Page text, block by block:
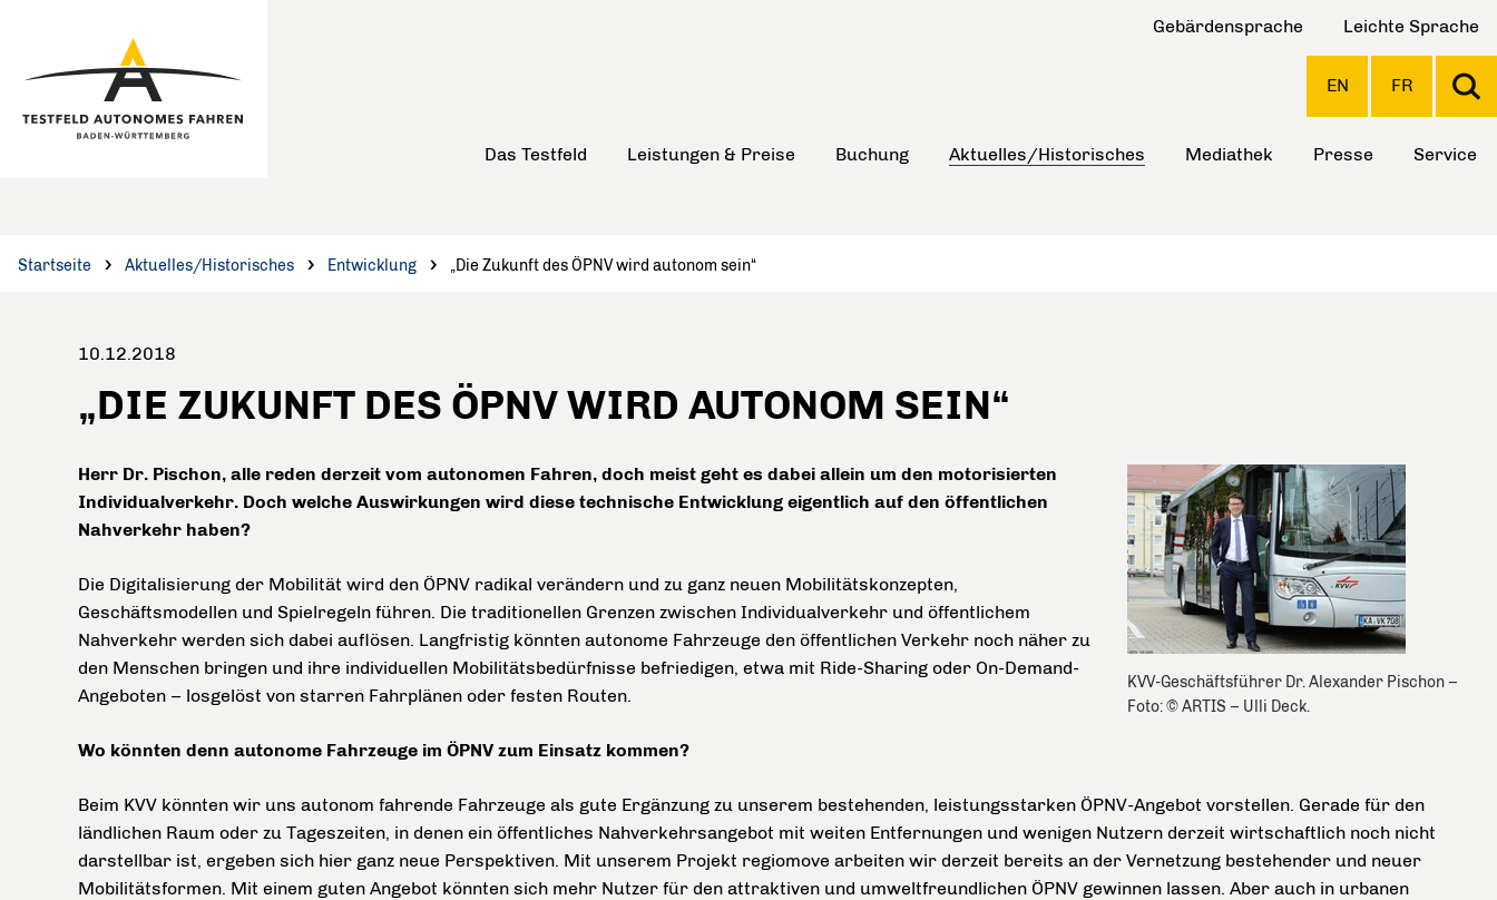
Gebärdensprache
Leichte Sprache
EN FR
Das Testfeld Leistungen & Preise Buchung Aktuelles/Historisches Mediathek Presse Service
Startseite Aktuelles/Historisches Entwicklung „Die Zukunft des ÖPNV wird autonom sein“
10.12.2018
„DIE ZUKUNFT DES ÖPNV WIRD AUTONOM SEIN“
KVV-Geschäftsführer Dr. Alexander Pischon –
Foto: © ARTIS – Ulli Deck.
Herr Dr. Pischon, alle reden derzeit vom autonomen Fahren, doch meist geht es dabei allein um den motorisierten
Individualverkehr. Doch welche Auswirkungen wird diese technische Entwicklung eigentlich auf den öffentlichen
Nahverkehr haben?
Die Digitalisierung der Mobilität wird den ÖPNV radikal verändern und zu ganz neuen Mobilitätskonzepten,
Geschäftsmodellen und Spielregeln führen. Die traditionellen Grenzen zwischen Individualverkehr und öffentlichem
Nahverkehr werden sich dabei auflösen. Langfristig könnten autonome Fahrzeuge den öffentlichen Verkehr noch näher zu
den Menschen bringen und ihre individuellen Mobilitätsbedürfnisse befriedigen, etwa mit Ride-Sharing oder On-Demand-
Angeboten – losgelöst von starren Fahrplänen oder festen Routen.
Wo könnten denn autonome Fahrzeuge im ÖPNV zum Einsatz kommen?
Beim KVV könnten wir uns autonom fahrende Fahrzeuge als gute Ergänzung zu unserem bestehenden, leistungsstarken ÖPNV-Angebot vorstellen. Gerade für den
ländlichen Raum oder zu Tageszeiten, in denen ein öffentliches Nahverkehrsangebot mit weiten Entfernungen und wenigen Nutzern derzeit wirtschaftlich noch nicht
darstellbar ist, ergeben sich hier ganz neue Perspektiven. Mit unserem Projekt regiomove arbeiten wir derzeit bereits an der Vernetzung bestehender und neuer
Mobilitätsformen. Mit einem guten Angebot könnten sich mehr Nutzer für den attraktiven und umweltfreundlichen ÖPNV gewinnen lassen. Aber auch in urbanen